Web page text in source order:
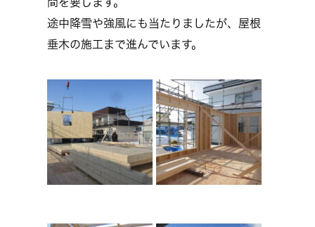
途中降雪や強風にも当たりましたが、屋根
垂木の施工まで進んでいます。